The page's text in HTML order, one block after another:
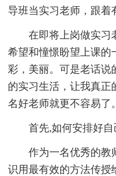
导班当实习老师，跟着
在即将上岗做实习
希望和憧憬盼望上课的
彩，美丽。可是老话说
的实习生活，让我真正
名好老师就更不容易了。
首先,如何安排好
作为一名优秀的教
识用最有效的方法传授